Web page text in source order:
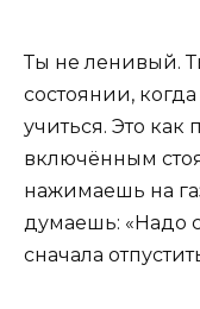
Ты не ленивый.
состоянии,
учиться. Это как
включённым
нажимаешь на
думаешь: «Надо
сначала